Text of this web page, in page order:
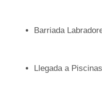
Barriada
Llegada a